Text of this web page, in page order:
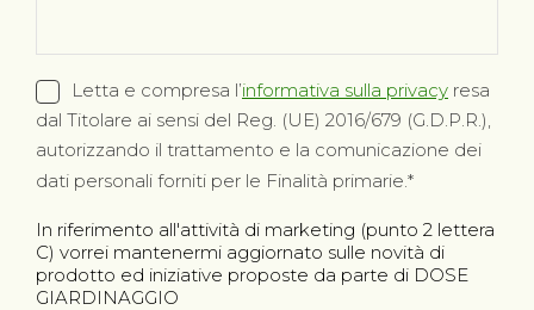
Letta e compresa l’informativa sulla privacy resa
dal Titolare ai sensi del Reg. (UE) 2016/679 (G.D.P.R.),
autorizzando il trattamento e la comunicazione dei
dati personali forniti per le Finalità primarie.
In riferimento all'attività di marketing (punto 2 lettera
C) vorrei mantenermi aggiornato sulle novità di
prodotto ed iniziative proposte da parte di DOSE
GIARDINAGGIO